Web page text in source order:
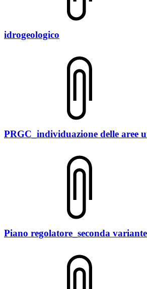
idrogeologico
PRGC_individuazione delle aree
Piano regolatore_seconda